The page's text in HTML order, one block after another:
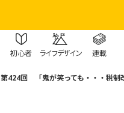
初心者 ライフデザイン 連載
第424回 「鬼が笑っても・・・税制